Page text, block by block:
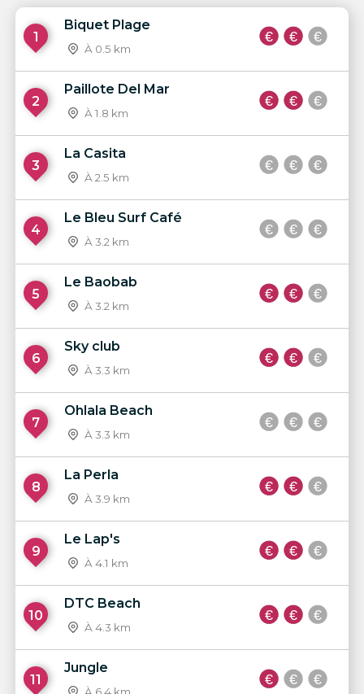
1
Biquet Plage
À 0.5 km
2
Paillote Del Mar
À 1.8 km
3
La Casita
À 2.5 km
4
Le Bleu Surf Café
À 3.2 km
5
Le Baobab
À 3.2 km
6
Sky club
À 3.3 km
7
Ohlala Beach
À 3.3 km
8
La Perla
À 3.9 km
9
Le Lap's
À 4.1 km
10
DTC Beach
À 4.3 km
11
Jungle
À 6.4 km